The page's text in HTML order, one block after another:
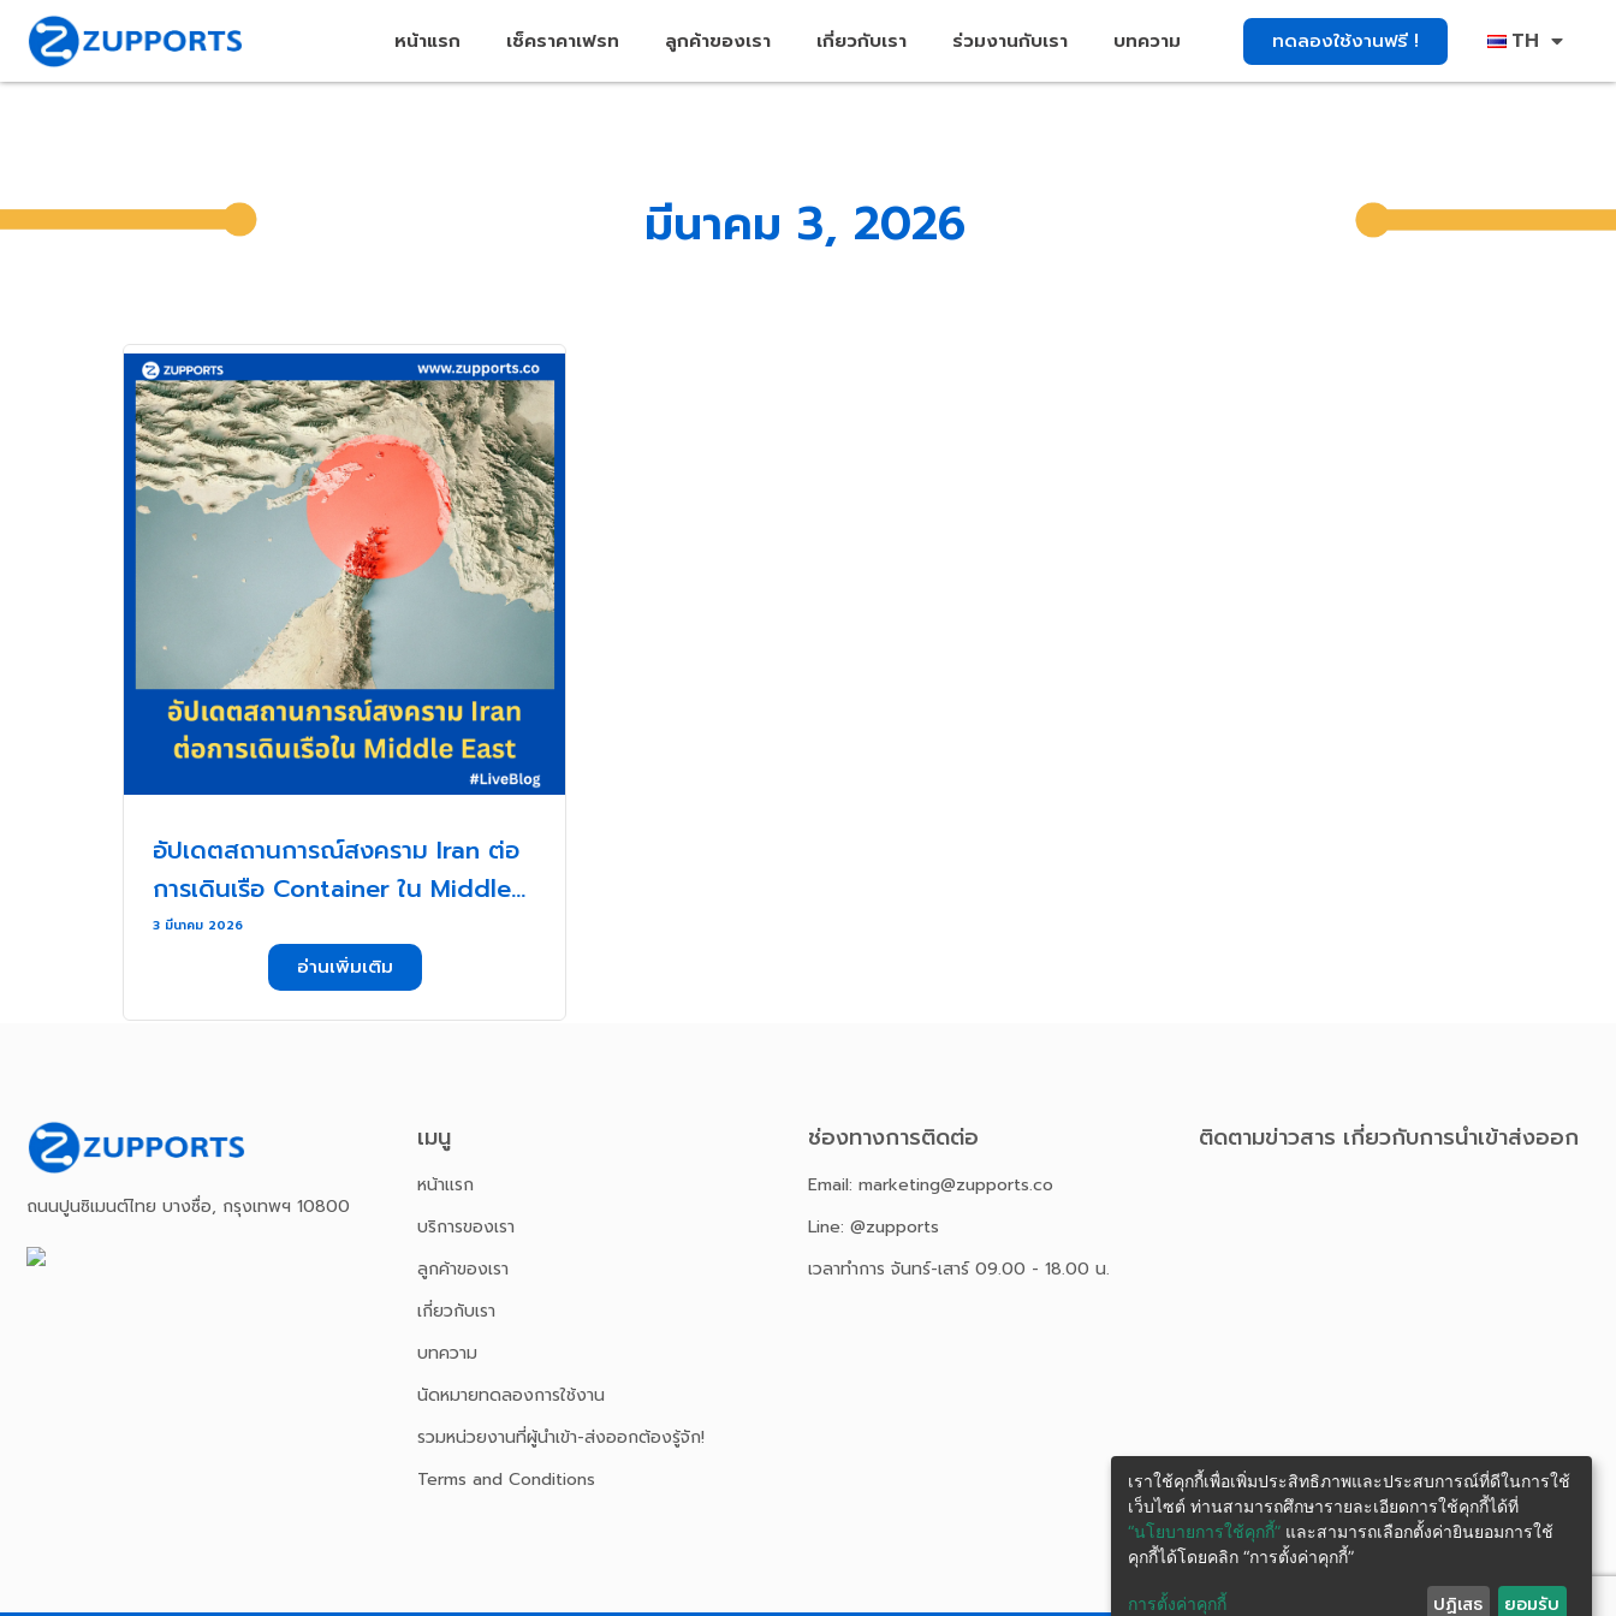
หน้าแรก เช็คราคาเฟรท ลูกค้าของเรา เกี่ยวกับเรา ร่วมงานกับเรา บทความ ทดลองใช้งานฟรี ! TH
มีนาคม 3, 2026
อัปเดตสถานการณ์สงคราม Iran ต่อ
การเดินเรือ Container ใน Middle
East . . .
3 มีนาคม 2026
อ่านเพิ่มเติม
ถนนปูนซิเมนต์ไทย บางซื่อ, กรุงเทพฯ 10800
เมนู
หน้าเเรก
บริการของเรา
ลูกค้าของเรา
เกี่ยวกับเรา
บทความ
นัดหมายทดลองการใช้งาน
รวมหน่วยงานที่ผู้นำเข้า-ส่งออกต้องรู้จัก!
Terms and Conditions
ช่องทางการติดต่อ
Email: marketing@zupports.co
Line: @zupports
เวลาทำการ จันทร์-เสาร์ 09.00 - 18.00 น.
ติดตามข่าวสาร เกี่ยวกับการนําเข้าส่งออก
เราใช้คุกกี้เพื่อเพิ่มประสิทธิภาพและประสบการณ์ที่ดีในการใช้
เว็บไซต์ ท่านสามารถศึกษารายละเอียดการใช้คุกกี้ได้ที่
“นโยบายการใช้คุกกี้” และสามารถเลือกตั้งค่ายินยอมการใช้
คุกกี้ได้โดยคลิก “การตั้งค่าคุกกี้”
การตั้งค่าคุกกี้ ปฏิเสธ ยอมรับ